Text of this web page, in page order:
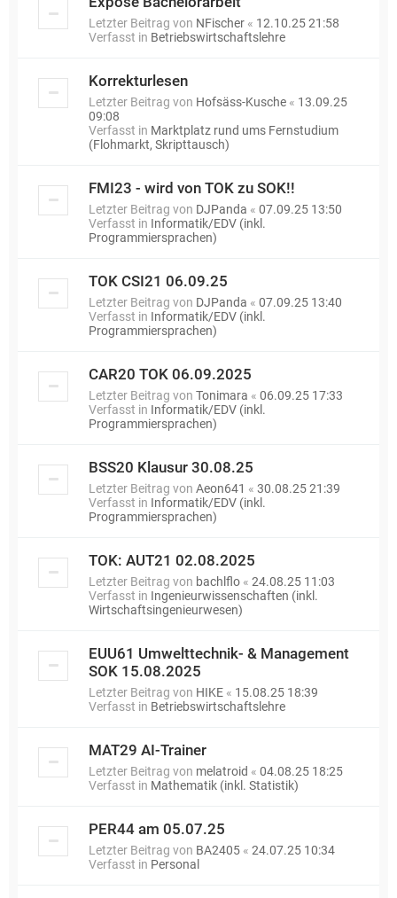
Letzter Beitrag von NFischer « 12.10.25 21:58
Verfasst in Betriebswirtschaftslehre
Korrekturlesen
Letzter Beitrag von Hofsäss-Kusche « 13.09.25
09:08
Verfasst in Marktplatz rund ums Fernstudium
(Flohmarkt, Skripttausch)
FMI23 - wird von TOK zu SOK!!
Letzter Beitrag von DJPanda « 07.09.25 13:50
Verfasst in Informatik/EDV (inkl.
Programmiersprachen)
TOK CSI21 06.09.25
Letzter Beitrag von DJPanda « 07.09.25 13:40
Verfasst in Informatik/EDV (inkl.
Programmiersprachen)
CAR20 TOK 06.09.2025
Letzter Beitrag von Tonimara « 06.09.25 17:33
Verfasst in Informatik/EDV (inkl.
Programmiersprachen)
BSS20 Klausur 30.08.25
Letzter Beitrag von Aeon641 « 30.08.25 21:39
Verfasst in Informatik/EDV (inkl.
Programmiersprachen)
TOK: AUT21 02.08.2025
Letzter Beitrag von bachlflo « 24.08.25 11:03
Verfasst in Ingenieurwissenschaften (inkl.
Wirtschaftsingenieurwesen)
EUU61 Umwelttechnik- & Management
SOK 15.08.2025
Letzter Beitrag von HIKE « 15.08.25 18:39
Verfasst in Betriebswirtschaftslehre
MAT29 AI-Trainer
Letzter Beitrag von melatroid « 04.08.25 18:25
Verfasst in Mathematik (inkl. Statistik)
PER44 am 05.07.25
Letzter Beitrag von BA2405 « 24.07.25 10:34
Verfasst in Personal